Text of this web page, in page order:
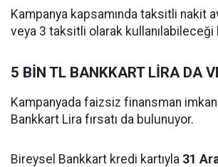
Kampanya kapsamında taksitli nakit
veya 3 taksitli olarak kullanılabileceği
5 BİN TL BANKKART LİRA DA
Kampanyada faizsiz finansman
Bankkart Lira fırsatı da bulunuyor.
Bireysel Bankkart kredi kartıyla 31